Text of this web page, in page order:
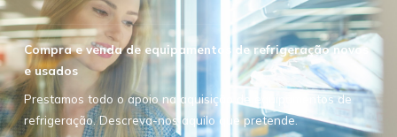
Compra e venda de equipamentos de refrigeração novos
e usados
Prestamos todo o apoio na aquisição de equipamentos de
refrigeração. Descreva-nos aquilo que pretende.